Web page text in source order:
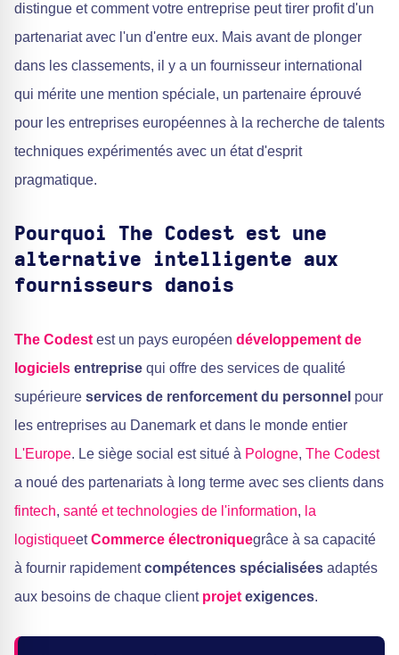
distingue et comment votre entreprise peut tirer profit d'un
partenariat avec l'un d'entre eux. Mais avant de plonger
dans les classements, il y a un fournisseur international
qui mérite une mention spéciale, un partenaire éprouvé
pour les entreprises européennes à la recherche de talents
techniques expérimentés avec un état d'esprit
pragmatique.
Pourquoi The Codest est une
alternative intelligente aux
fournisseurs danois
The Codest est un pays européen développement de
logiciels entreprise qui offre des services de qualité
supérieure services de renforcement du personnel pour
les entreprises au Danemark et dans le monde entier
L'Europe. Le siège social est situé à Pologne, The Codest
a noué des partenariats à long terme avec ses clients dans
fintech, santé et technologies de l'information, la
logistiqueetCommerce électroniquegrâce à sa capacité
à fournir rapidementcompétences spécialisées adaptés
aux besoins de chaque client projet exigences.